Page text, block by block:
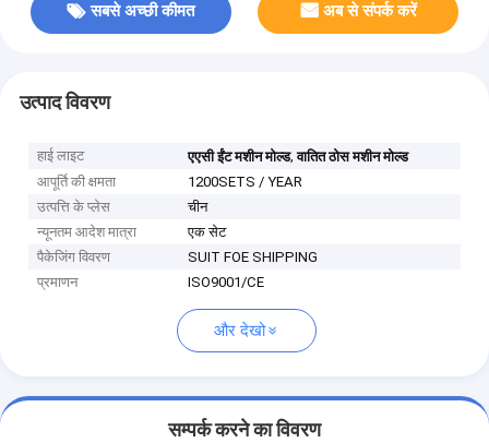
सबसे अच्छी कीमत अब से संपर्क करें
उत्पाद विवरण
हाई लाइट एएसी ईंट मशीन मोल्ड,वातित ठोस मशीन मोल्ड
आपूर्ति की क्षमता
1200SETS / YEAR
उत्पत्ति के प्लेस
चीन
न्यूनतम आदेश मात्रा
एक सेट
पैकेजिंग विवरण
SUIT FOE SHIPPING
प्रमाणन
ISO9001/CE
और देखो
सम्पर्क करने का विवरण